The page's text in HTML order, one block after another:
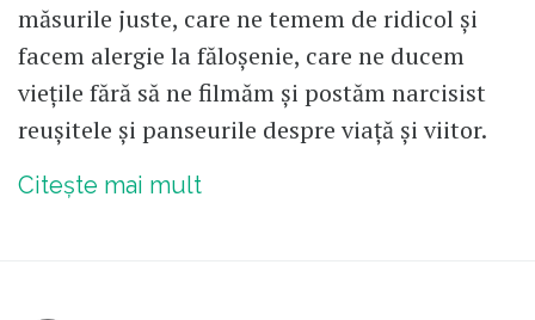
măsurile juste, care ne temem de ridicol și
facem alergie la făloșenie, care ne ducem
viețile fără să ne filmăm și postăm narcisist
reușitele și panseurile despre viață și viitor.
Citește mai mult